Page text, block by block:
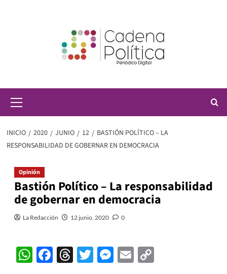
principal
INICIO 2020 JUNIO 12
BASTIÓN POLÍTICO – LA
RESPONSABILIDAD DE GOBERNAR EN DEMOCRACIA
Opinión
Bastión Político – La responsabilidad
de gobernar en democracia
La Redacción 12 junio, 2020 0
WhatsApp
Facebook
Threads
Twitter
Messenger
EmailCopy